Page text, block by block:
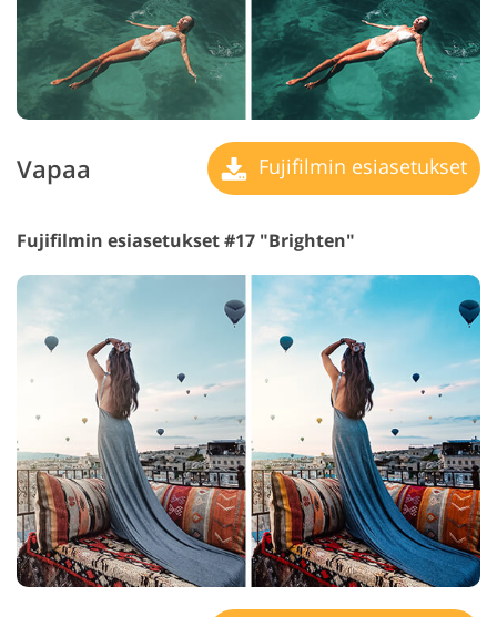
Vapaa Fujifilmin esiasetukset
Fujifilmin esiasetukset #17 "Brighten"